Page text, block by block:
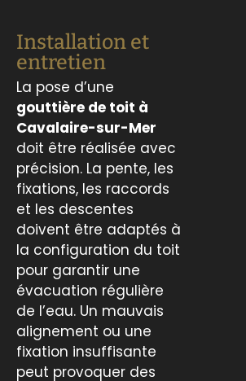
Installation et
entretien
La pose d’une
gouttière de toit à
Cavalaire-sur-Mer
doit être réalisée avec
précision. La pente, les
fixations, les raccords
et les descentes
doivent être adaptés à
la configuration du toit
pour garantir une
évacuation régulière
de l’eau. Un mauvais
alignement ou une
fixation insuffisante
peut provoquer des